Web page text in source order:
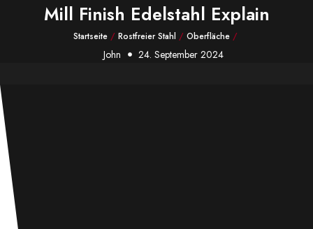
Mill Finish Edelstahl Explain
Startseite/ Rostfreier Stahl / Oberfläche/
John 24. September 2024